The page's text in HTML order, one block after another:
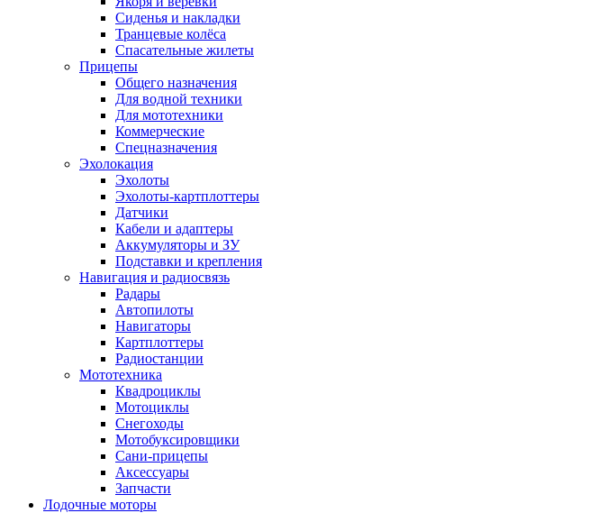
Сиденья и накладки
Транцевые колёса
Спасательные жилеты
Прицепы
Общего назначения
Для водной техники
Для мототехники
Коммерческие
Спецназначения
Эхолокация
Эхолоты
Эхолоты-картплоттеры
Датчики
Кабели и адаптеры
Аккумуляторы и ЗУ
Подставки и крепления
Навигация и радиосвязь
Радары
Автопилоты
Навигаторы
Картплоттеры
Радиостанции
Мототехника
Квадроциклы
Мотоциклы
Снегоходы
Мотобуксировщики
Сани-прицепы
Аксессуары
Запчасти
Лодочные моторы